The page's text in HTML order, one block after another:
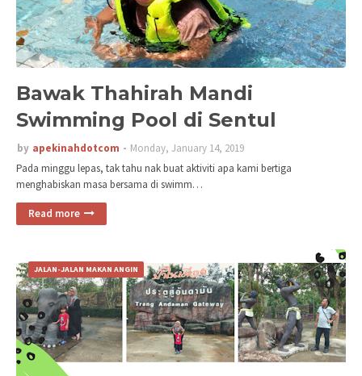
Bawak Thahirah Mandi
Swimming Pool di Sentul
by apekinahdotcom
Monday, January 14, 2019
Pada minggu lepas, tak tahu nak buat aktiviti apa kami bertiga
menghabiskan masa bersama di swimm…
Read more
JALAN-JALAN MAKAN ANGIN